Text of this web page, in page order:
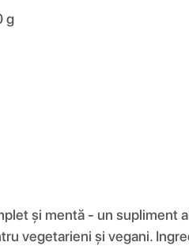
și mentă - un
vegetarieni și vegani.